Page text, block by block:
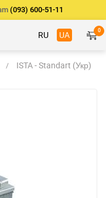
(093) 600-51-11
RU UA 0
ISTA - Standart (Укр)